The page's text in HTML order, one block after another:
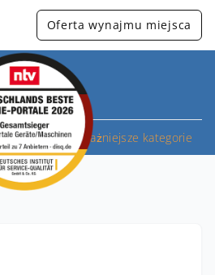
Oferta wynajmu miejsca
Najważniejsze kategorie